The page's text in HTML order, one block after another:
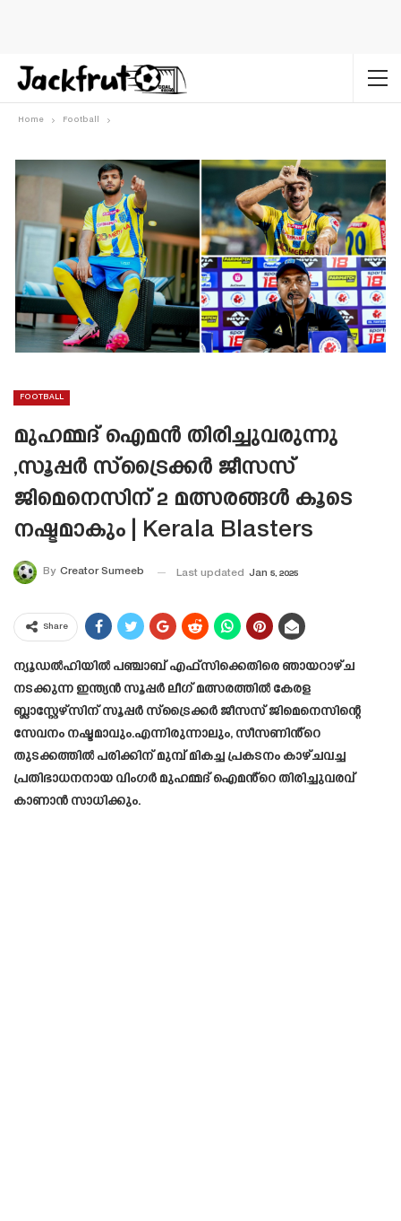
Home Football
FOOTBALL
മുഹമ്മദ് ഐമൻ തിരിച്ചുവരുന്നു
,സൂപ്പർ സ്‌ട്രൈക്കർ ജീസസ്
ജിമെനെസിന് 2 മത്സരങ്ങൾ കൂടെ
നഷ്ടമാകും | Kerala Blasters
By Creator Sumeeb Last updated Jan 5, 2025
Share
ന്യൂഡൽഹിയിൽ പഞ്ചാബ് എഫ്‌സിക്കെതിരെ ഞായറാഴ്ച
നടക്കുന്ന ഇന്ത്യൻ സൂപ്പർ ലീഗ് മത്സരത്തിൽ കേരള
ബ്ലാസ്റ്റേഴ്‌സിന് സൂപ്പർ സ്‌ട്രൈക്കർ ജീസസ് ജിമെനെസിന്റെ
സേവനം നഷ്ടമാവും.എന്നിരുന്നാലും, സീസണിൻ്റെ
തുടക്കത്തിൽ പരിക്കിന് മുമ്പ് മികച്ച പ്രകടനം കാഴ്ചവച്ച
പ്രതിഭാധനനായ വിംഗർ മുഹമ്മദ് ഐമൻ്റെ തിരിച്ചുവരവ്
കാണാൻ സാധിക്കും.